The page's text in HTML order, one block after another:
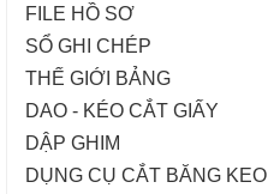
FILE HỒ SƠ
SỔ GHI CHÉP
THẾ GIỚI BẢNG
DAO - KÉO CẮT GIẤY
DẬP GHIM
DỤNG CỤ CẮT BĂNG KEO